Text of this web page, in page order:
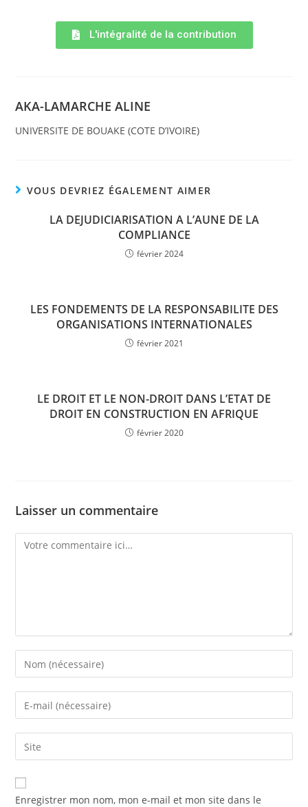
L'intégralité de la contribution
AKA-LAMARCHE ALINE
UNIVERSITE DE BOUAKE (COTE D’IVOIRE)
VOUS DEVRIEZ ÉGALEMENT AIMER
LA DEJUDICIARISATION A L’AUNE DE LA
COMPLIANCE
février 2024
LES FONDEMENTS DE LA RESPONSABILITE DES
ORGANISATIONS INTERNATIONALES
février 2021
LE DROIT ET LE NON-DROIT DANS L’ETAT DE
DROIT EN CONSTRUCTION EN AFRIQUE
février 2020
Laisser un commentaire
Enregistrer mon nom, mon e-mail et mon site dans le